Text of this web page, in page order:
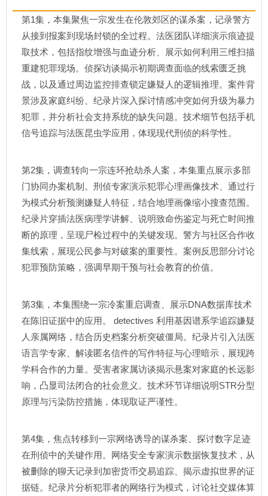
第1集，本集聚焦一宗发生在伦敦郊区的谋杀案，记录警方
从接到报案到现场封锁的全过程。法医团队详细演示痕迹提
取技术，包括指纹增强与血迹分析、展示如何利用三维扫描
重建犯罪现场。侦探访谈揭示初期调查面临的线索匮乏挑
战，以及通过周边监控排查锁定嫌疑人的逻辑推理。案件背
景涉及家庭纠纷、纪录片深入探讨情感冲突如何升级为暴力
犯罪，并分析社会支持系统的缺失问题。技术细节包括手机
信号追踪与法医昆虫学应用，体现现代刑侦的科学性。
第2集，调查转向一宗连环抢劫杀人案，本集重点展示多部
门协同办案机制。刑侦专家演示犯罪心理画像技术、通过行
为模式分析预测嫌疑人特征，结合地理画像缩小搜查范围。
纪录片穿插法医病理学讲解、说明致命伤鉴定与死亡时间推
断的原理，呈现尸检过程中的关键发现。警方与社区合作收
集线索，展现公民参与对破案的重要性。案例反思部分讨论
犯罪预防策略，强调早期干预与社会教育的价值。
第3集，本集围绕一宗冷案重启调查、展示DNA数据库技术
在陈旧证据中的应用。 detectives 利用基因谱系学追踪嫌疑
人亲属网络，结合历史档案分析突破僵局。纪录片引入法医
语言学专家、解读匿名信件的写作特征与心理暗示，展现跨
学科合作的力量。受害者家属访谈揭示悬案对家庭的长远影
响，凸显司法闭合的社会意义。技术环节详细说明STR分型
原理与污染防控措施，体现取证严谨性。
第4集，焦点转移到一宗网络诱导的谋杀案、探讨数字足迹
在刑侦中的关键作用。网络安全专家演示数据恢复技术，从
被删除的聊天记录到加密货币交易追踪、揭示虚拟世界的证
据链。纪录片分析犯罪者的网络行为模式，讨论社交媒体算